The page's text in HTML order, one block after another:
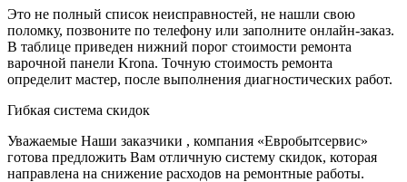
Это не полный список неисправностей, не нашли свою
поломку, позвоните по телефону или заполните онлайн-заказ.
В таблице приведен нижний порог стоимости ремонта
варочной панели Krona. Точную стоимость ремонта
определит мастер, после выполнения диагностических работ.
Гибкая система скидок
Уважаемые Наши заказчики , компания «Евробытсервис»
готова предложить Вам отличную систему скидок, которая
направлена на снижение расходов на ремонтные работы.